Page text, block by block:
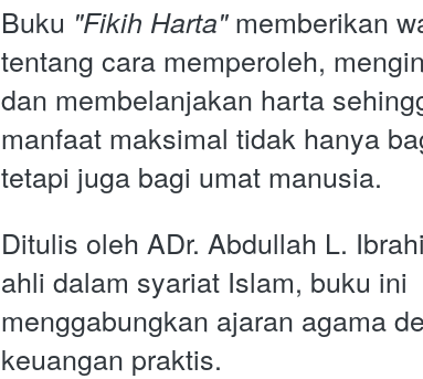
Buku "Fikih Harta" memberikan
tentang cara memperoleh,
dan membelanjakan harta
manfaat maksimal tidak hanya
tetapi juga bagi umat manusia.
Ditulis oleh ADr. Abdullah L.
ahli dalam syariat Islam, buku ini
menggabungkan ajaran agama
keuangan praktis.